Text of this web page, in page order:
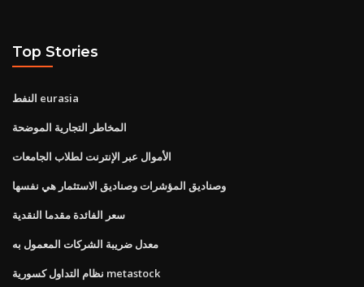
Top Stories
النفط eurasia
المخاطر التجارية الموضحة
الأموال عبر الإنترنت لطلاب الجامعات
وصناديق المؤشرات وصناديق الاستثمار هي نفسها
سعر الفائدة مقدما النقدية
معدل ضريبة الشركات المعمول به
نظام التداول كسورية metastock